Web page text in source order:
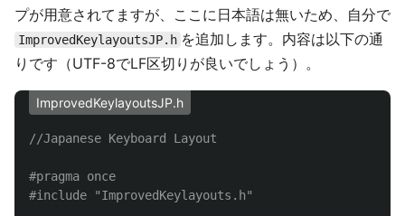
プが用意されてますが、ここに日本語は無いため、自分で
ImprovedKeylayoutsJP.h を追加します。内容は以下の通
りです（UTF-8でLF区切りが良いでしょう）。
ImprovedKeylayoutsJP.h
//Japanese Keyboard Layout
#pragma once
#include
"ImprovedKeylayouts.h"